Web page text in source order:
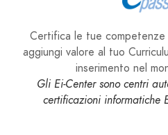
Certifica le tue
aggiungi valore al tuo
inserimento nel
Gli Ei-Center sono centri
certificazioni informatiche